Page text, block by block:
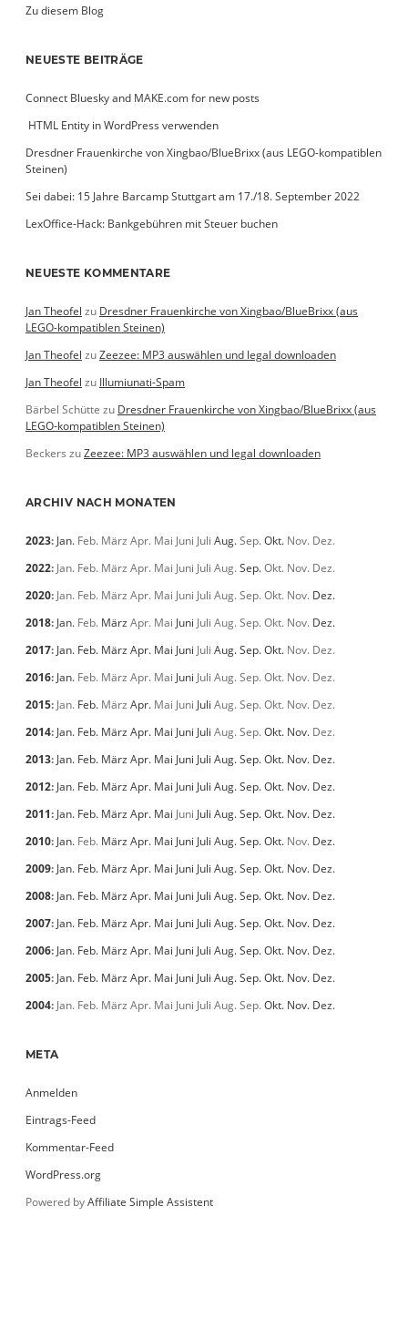
Zu diesem Blog
NEUESTE BEITRÄGE
Connect Bluesky and MAKE.com for new posts
­ HTML Entity in WordPress verwenden
Dresdner Frauenkirche von Xingbao/BlueBrixx (aus LEGO-kompatiblen
Steinen)
Sei dabei: 15 Jahre Barcamp Stuttgart am 17./18. September 2022
LexOffice-Hack: Bankgebühren mit Steuer buchen
NEUESTE KOMMENTARE
Jan Theofel zu Dresdner Frauenkirche von Xingbao/BlueBrixx (aus
LEGO-kompatiblen Steinen)
Jan Theofel zuZeezee: MP3 auswählen und legal downloaden
Jan Theofel zu Illumiunati-Spam
Bärbel Schütte zu Dresdner Frauenkirche von Xingbao/BlueBrixx (aus
LEGO-kompatiblen Steinen)
Beckers zuZeezee: MP3 auswählen und legal downloaden
ARCHIV NACH MONATEN
2023: Jan. Feb. März Apr. Mai Juni Juli Aug.Sep.Okt. Nov. Dez.
2022: Jan. Feb. März Apr. Mai Juni Juli Aug.Sep.Okt. Nov. Dez.
2020: Jan. Feb. März Apr. Mai Juni Juli Aug.Sep.Okt. Nov. Dez.
2018: Jan. Feb. März Apr. Mai Juni Juli Aug.Sep.Okt. Nov. Dez.
2017: Jan. Feb. März Apr. Mai Juni Juli Aug.Sep.Okt. Nov. Dez.
2016: Jan. Feb. März Apr. Mai Juni Juli Aug.Sep.Okt. Nov. Dez.
2015: Jan. Feb. März Apr. Mai Juni Juli Aug.Sep.Okt. Nov. Dez.
2014: Jan. Feb. März Apr. Mai Juni Juli Aug.Sep.Okt. Nov. Dez.
2013: Jan. Feb. März Apr. Mai Juni Juli Aug.Sep.Okt. Nov. Dez.
2012: Jan. Feb. März Apr. Mai Juni Juli Aug.Sep.Okt. Nov. Dez.
2011: Jan. Feb. März Apr. Mai Juni Juli Aug.Sep.Okt. Nov. Dez.
2010: Jan. Feb. März Apr. Mai Juni Juli Aug.Sep.Okt. Nov. Dez.
2009: Jan. Feb. März Apr. Mai Juni Juli Aug.Sep.Okt. Nov. Dez.
2008: Jan. Feb. März Apr. Mai Juni Juli Aug.Sep.Okt. Nov. Dez.
2007: Jan. Feb. März Apr. Mai Juni Juli Aug.Sep.Okt. Nov. Dez.
2006: Jan. Feb. März Apr. Mai Juni Juli Aug.Sep.Okt. Nov. Dez.
2005: Jan. Feb. März Apr. Mai Juni Juli Aug.Sep.Okt. Nov. Dez.
2004: Jan. Feb. März Apr. Mai Juni Juli Aug.Sep.Okt. Nov. Dez.
META
Anmelden
Eintrags-Feed
Kommentar-Feed
WordPress.org
Powered byAffiliate Simple Assistent